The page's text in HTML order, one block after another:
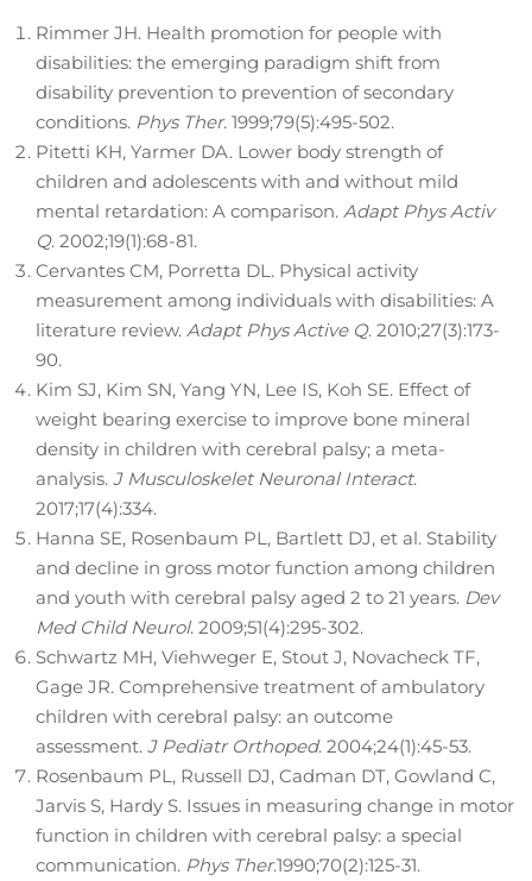
Rimmer JH. Health promotion for people with
disabilities: the emerging paradigm shift from
disability prevention to prevention of secondary
conditions. Phys Ther. 1999;79(5):495-502.
Pitetti KH, Yarmer DA. Lower body strength of
children and adolescents with and without mild
mental retardation: A comparison. Adapt Phys Activ
Q. 2002;19(1):68-81.
Cervantes CM, Porretta DL. Physical activity
measurement among individuals with disabilities: A
literature review. Adapt Phys Active Q. 2010;27(3):173-
90.
Kim SJ, Kim SN, Yang YN, Lee IS, Koh SE. Effect of
weight bearing exercise to improve bone mineral
density in children with cerebral palsy; a meta-
analysis. J Musculoskelet Neuronal Interact.
2017;17(4):334.
Hanna SE, Rosenbaum PL, Bartlett DJ, et al. Stability
and decline in gross motor function among children
and youth with cerebral palsy aged 2 to 21 years. Dev
Med Child Neurol. 2009;51(4):295-302.
Schwartz MH, Viehweger E, Stout J, Novacheck TF,
Gage JR. Comprehensive treatment of ambulatory
children with cerebral palsy: an outcome
assessment. J Pediatr Orthoped. 2004;24(1):45-53.
Rosenbaum PL, Russell DJ, Cadman DT, Gowland C,
Jarvis S, Hardy S. Issues in measuring change in motor
function in children with cerebral palsy: a special
communication. Phys Ther.1990;70(2):125-31.